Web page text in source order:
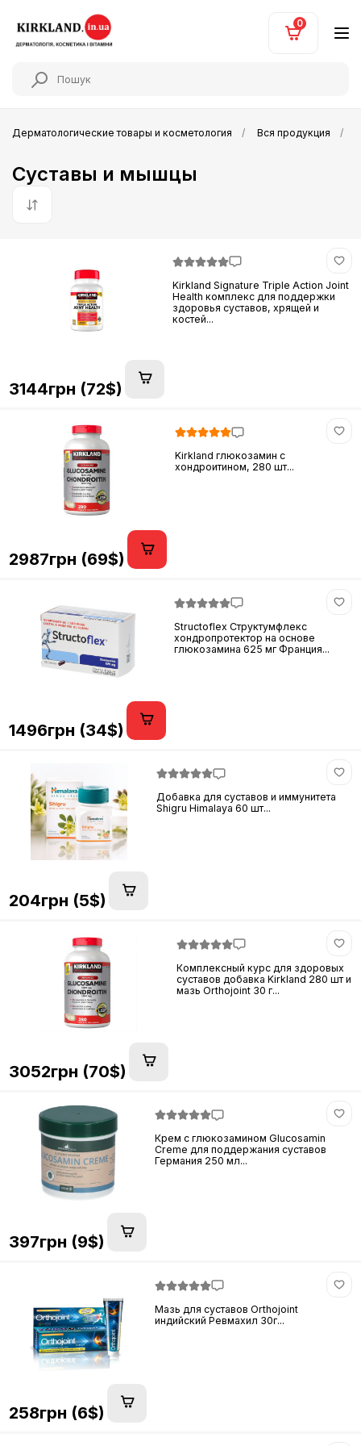
0
Дерматологические товары и косметология Вся продукция
Суставы и мышцы
По умолчанию
Kirkland Signature Triple Action Joint
Health комплекс для поддержки
здоровья суставов, хрящей и
костей...
3144грн (72$)
Kirkland глюкозамин c
хондроитином, 280 шт...
2987грн (69$)
Structoflex Структумфлекс
хондропротектор на основе
глюкозамина 625 мг Франция...
1496грн (34$)
Добавка для суставов и иммунитета
Shigru Himalaya 60 шт...
204грн (5$)
Комплексный курс для здоровых
суставов добавка Kirkland 280 шт и
мазь Orthojoint 30 г...
3052грн (70$)
Крем с глюкозамином Glucosamin
Creme для поддержания суставов
Германия 250 мл...
397грн (9$)
Мазь для суставов Orthojoint
индийский Ревмахил 30г...
258грн (6$)